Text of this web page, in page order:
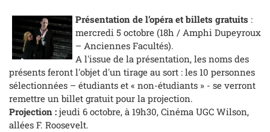
Présentation de l’opéra et billets gratuits :
mercredi 5 octobre (18h / Amphi Dupeyroux
– Anciennes Facultés).
A l'issue de la présentation, les noms des
présents feront l'objet d'un tirage au sort : les 10 personnes
sélectionnées – étudiants et « non-étudiants » - se verront
remettre un billet gratuit pour la projection.
Projection : jeudi 6 octobre, à 19h30, Cinéma UGC Wilson,
allées F. Roosevelt.